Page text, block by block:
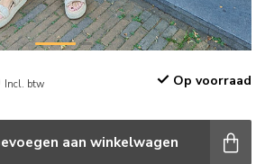
Incl. btw Op voorraad
aan winkelwagen